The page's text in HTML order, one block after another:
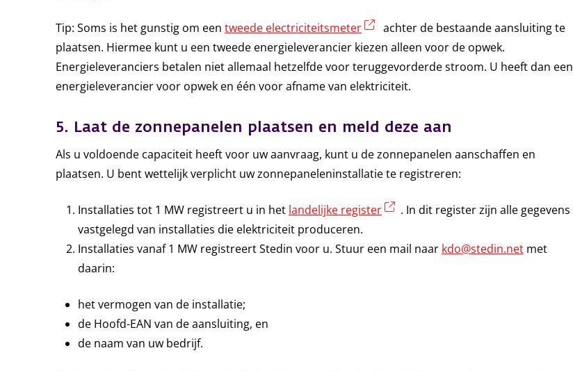
Tip: Soms is het gunstig om een tweede electriciteitsmeter (externe link)
achter de bestaande aansluiting te
plaatsen. Hiermee kunt u een tweede energieleverancier kiezen alleen voor de opwek.
Energieleveranciers betalen niet allemaal hetzelfde voor teruggevorderde stroom. U heeft dan een
energieleverancier voor opwek en één voor afname van elektriciteit.
5. Laat de zonnepanelen plaatsen en meld deze aan
Als u voldoende capaciteit heeft voor uw aanvraag, kunt u de zonnepanelen aanschaffen en
plaatsen. U bent wettelijk verplicht uw zonnepaneleninstallatie te registreren:
Installaties tot 1 MW registreert u in het landelijke register (externe link)
. In dit register zijn alle gegevens
vastgelegd van installaties die elektriciteit produceren.
Installaties vanaf 1 MW registreert Stedin voor u. Stuur een mail naar kdo@stedin.net met
daarin:
het vermogen van de installatie;
de Hoofd-EAN van de aansluiting, en
de naam van uw bedrijf.